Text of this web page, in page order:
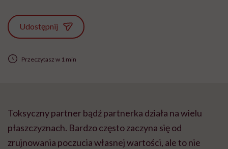
Udostępnij
Przeczytasz w 1 min
Toksyczny partner bądź partnerka działa na wielu
płaszczyznach. Bardzo często zaczyna się od
zrujnowania poczucia własnej wartości, ale to nie